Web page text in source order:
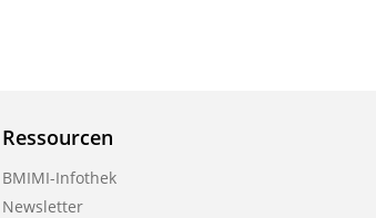
Ressourcen
BMIMI-Infothek
Newsletter